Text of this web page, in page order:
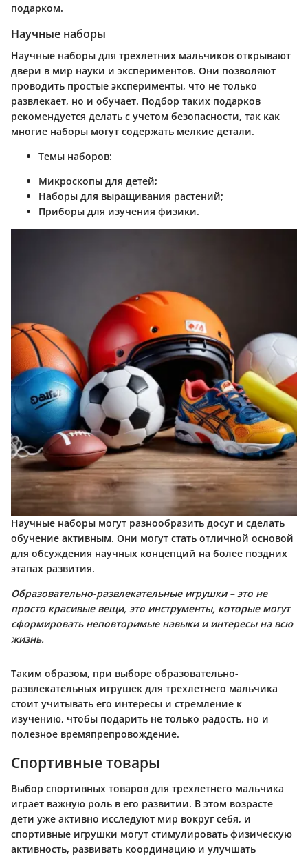
подарком.
Научные наборы
Научные наборы для трехлетних мальчиков открывают
двери в мир науки и экспериментов. Они позволяют
проводить простые эксперименты, что не только
развлекает, но и обучает. Подбор таких подарков
рекомендуется делать с учетом безопасности, так как
многие наборы могут содержать мелкие детали.
Темы наборов:
Микроскопы для детей;
Наборы для выращивания растений;
Приборы для изучения физики.
Научные наборы могут разнообразить досуг и сделать
обучение активным. Они могут стать отличной основой
для обсуждения научных концепций на более поздних
этапах развития.
Образовательно-развлекательные игрушки – это не
просто красивые вещи, это инструменты, которые могут
сформировать неповторимые навыки и интересы на всю
жизнь.
Таким образом, при выборе образовательно-
развлекательных игрушек для трехлетнего мальчика
стоит учитывать его интересы и стремление к
изучению, чтобы подарить не только радость, но и
полезное времяпрепровождение.
Спортивные товары
Выбор спортивных товаров для трехлетнего мальчика
играет важную роль в его развитии. В этом возрасте
дети уже активно исследуют мир вокруг себя, и
спортивные игрушки могут стимулировать физическую
активность, развивать координацию и улучшать